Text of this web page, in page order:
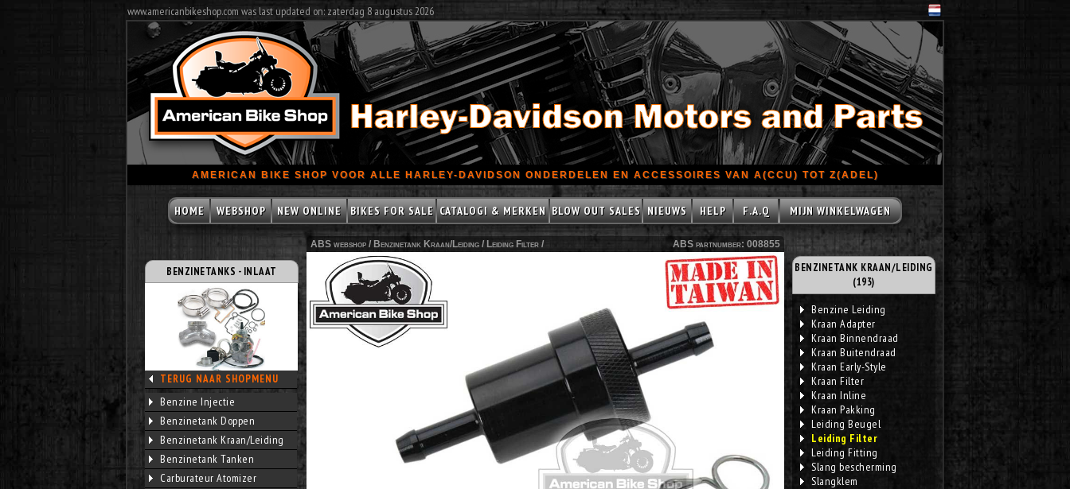
www.americanbikeshop.com was last updated on: zaterdag 8 augustus 2026
AMERICAN BIKE SHOP VOOR ALLE HARLEY-DAVIDSON ONDERDELEN EN ACCESSOIRES VAN A(CCU) TOT Z(ADEL)
HOME WEBSHOP NEW ONLINE BIKES FOR SALE CATALOGI & MERKEN BLOW OUT SALES NIEUWS HELP F.A.Q MIJN WINKELWAGEN
BENZINETANKS - INLAAT
TERUG NAAR SHOPMENU
Benzine Injectie
Benzinetank Doppen
Benzinetank Kraan/Leiding
Benzinetank Tanken
Carburateur Atomizer
ABS webshop / Benzinetank Kraan/Leiding / Leiding Filter / ABS partnumber: 008855
BENZINETANK KRAAN/LEIDING
(193)
Benzine Leiding
Kraan Adapter
Kraan Binnendraad
Kraan Buitendraad
Kraan Early-Style
Kraan Filter
Kraan Inline
Kraan Pakking
Leiding Beugel
Leiding Filter
Leiding Fitting
Slang bescherming
Slangklem